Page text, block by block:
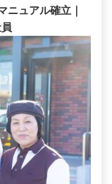
ニュアル確立｜